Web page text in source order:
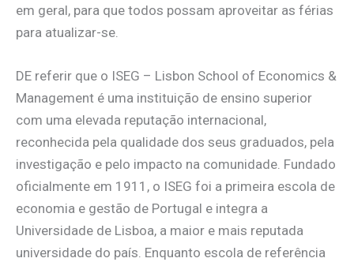
em geral, para que todos possam aproveitar as férias
para atualizar-se.
DE referir que o ISEG – Lisbon School of Economics &
Management é uma instituição de ensino superior
com uma elevada reputação internacional,
reconhecida pela qualidade dos seus graduados, pela
investigação e pelo impacto na comunidade. Fundado
oficialmente em 1911, o ISEG foi a primeira escola de
economia e gestão de Portugal e integra a
Universidade de Lisboa, a maior e mais reputada
universidade do país. Enquanto escola de referência